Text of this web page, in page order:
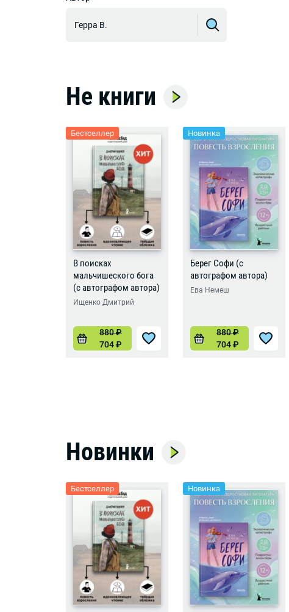
Герра В.
Не книги
Бестселлер
В поисках
мальчишеского бога
(с автографом автора)
Ищенко Дмитрий
880₽
704₽
Новинка
Берег Софи (с
автографом автора)
Ева Немеш
880₽
704₽
Новинки
Бестселлер Новинка